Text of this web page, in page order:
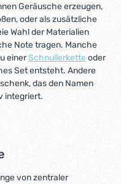
Geräusche erzeugen,
oder als zusätzliche
Wahl der Materialien
Note tragen. Manche
einerSchnullerkette oder
Set entsteht. Andere
das den Namen
integriert.
von zentraler